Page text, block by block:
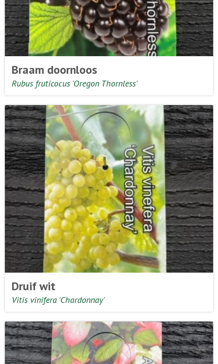
Braam doornloos
Rubus fruticocus 'Oregon Thornless'
Druif wit
Vitis vinifera 'Chardonnay'